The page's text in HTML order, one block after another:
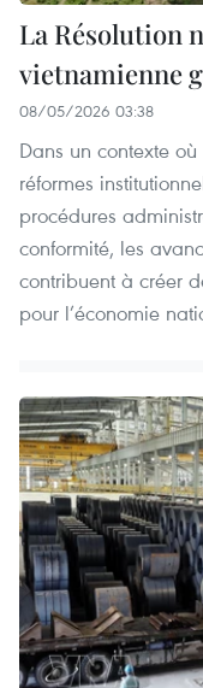
La Résolution
vietnamienne
08/05/2026 03:38
Dans un contexte
réformes
procédures
conformité, les
contribuent à créer
pour l’économie